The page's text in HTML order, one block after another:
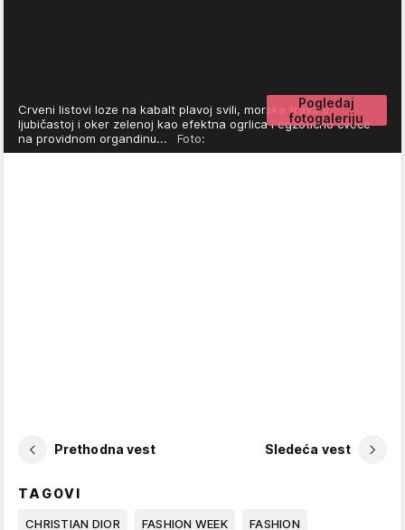
Pogledaj
fotogaleriju
Crveni listovi loze na kabalt plavoj svili, morska trava u
ljubičastoj i oker zelenoj kao efektna ogrlica i egzotično cveće
na providnom organdinu... Foto:
Prethodna vest Sledeća vest
TAGOVI
CHRISTIAN DIOR FASHION WEEK FASHION